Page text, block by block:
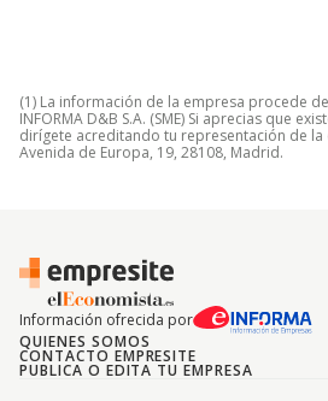
(1) La información de la empresa procede
INFORMA D&B S.A. (SME) Si aprecias que
dirígete acreditando tu representación de la
Avenida de Europa, 19, 28108, Madrid.
Información ofrecida por
QUIENES SOMOS
CONTACTO EMPRESITE
PUBLICA O EDITA TU EMPRESA